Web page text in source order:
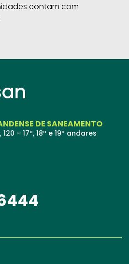
contam com
DE SANEAMENTO
– 17º, 18º e 19º andares